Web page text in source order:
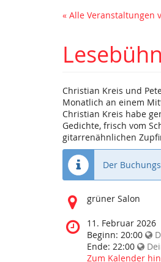
« Alle Veranstaltungen
Christian Kreis und
Monatlich an einem
Christian Kreis habe
Gedichte, frisch vom
gitarrenähnlichen
Der
Wo
diese
Veranstaltung
statt?
grüner Salon
Wann
findet
diese
Veranstaltung
11. Februar 2026
Beginn: 20:00
Ende: 22:00
Zum Kalender